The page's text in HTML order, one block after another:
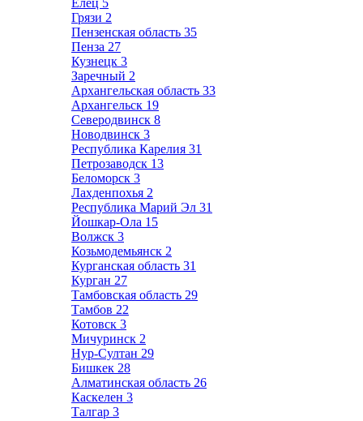
Елец 5
Грязи 2
Пензенская область 35
Пенза 27
Кузнецк 3
Заречный 2
Архангельская область 33
Архангельск 19
Северодвинск 8
Новодвинск 3
Республика Карелия 31
Петрозаводск 13
Беломорск 3
Лахденпохья 2
Республика Марий Эл 31
Йошкар-Ола 15
Волжск 3
Козьмодемьянск 2
Курганская область 31
Курган 27
Тамбовская область 29
Тамбов 22
Котовск 3
Мичуринск 2
Нур-Султан 29
Бишкек 28
Алматинская область 26
Каскелен 3
Талгар 3